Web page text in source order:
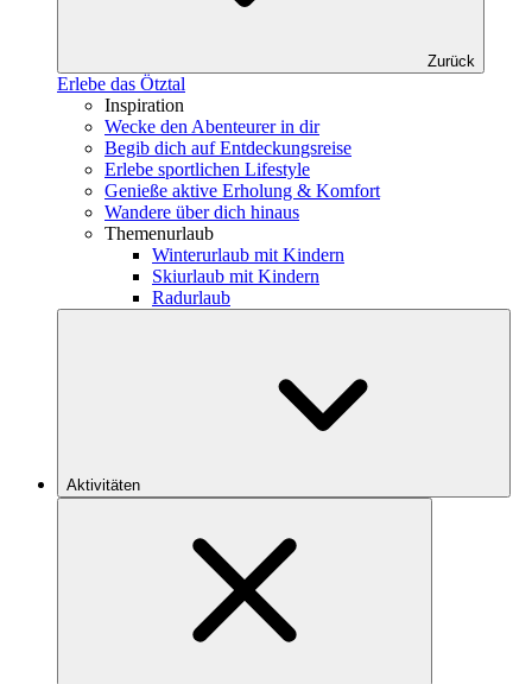
Zurück
Erlebe das Ötztal
Inspiration
Wecke den Abenteurer in dir
Begib dich auf Entdeckungsreise
Erlebe sportlichen Lifestyle
Genieße aktive Erholung & Komfort
Wandere über dich hinaus
Themenurlaub
Winterurlaub mit Kindern
Skiurlaub mit Kindern
Radurlaub
Aktivitäten